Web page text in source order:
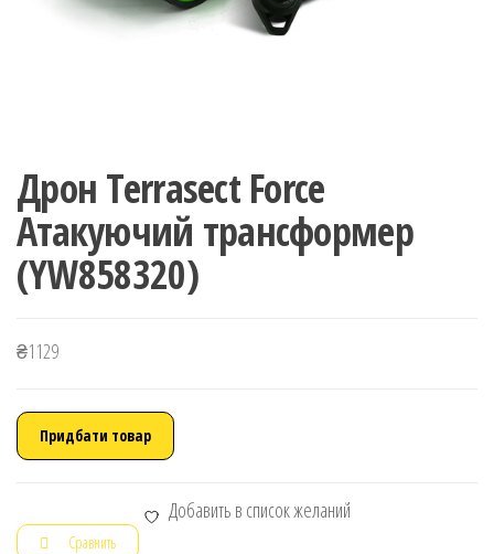
Дрон Terrasect Force
Атакуючий трансформер
(YW858320)
₴1129
Придбати товар
Добавить в список желаний
Сравнить